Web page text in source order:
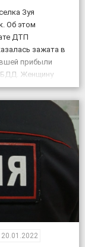
Зуя
Об этом
ДТП
зажата в
прибыли
Женщину
оказана
20.01.2022